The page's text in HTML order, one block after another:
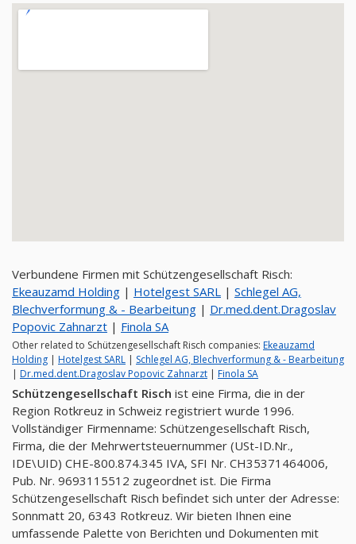
Verbundene Firmen mit Schützengesellschaft Risch:
Ekeauzamd Holding | Hotelgest SARL | Schlegel AG,
Blechverformung & - Bearbeitung | Dr.med.dent.Dragoslav
Popovic Zahnarzt | Finola SA
Other related to Schützengesellschaft Risch companies: Ekeauzamd
Holding | Hotelgest SARL | Schlegel AG, Blechverformung & - Bearbeitung
| Dr.med.dent.Dragoslav Popovic Zahnarzt | Finola SA
Schützengesellschaft Risch ist eine Firma, die in der
Region Rotkreuz in Schweiz registriert wurde 1996.
Vollständiger Firmenname: Schützengesellschaft Risch,
Firma, die der Mehrwertsteuernummer (USt-ID.Nr.,
IDE\UID) CHE-800.874.345 IVA, SFI Nr. CH35371464006,
Pub. Nr. 9693115512 zugeordnet ist. Die Firma
Schützengesellschaft Risch befindet sich unter der Adresse:
Sonnmatt 20, 6343 Rotkreuz. Wir bieten Ihnen eine
umfassende Palette von Berichten und Dokumenten mit